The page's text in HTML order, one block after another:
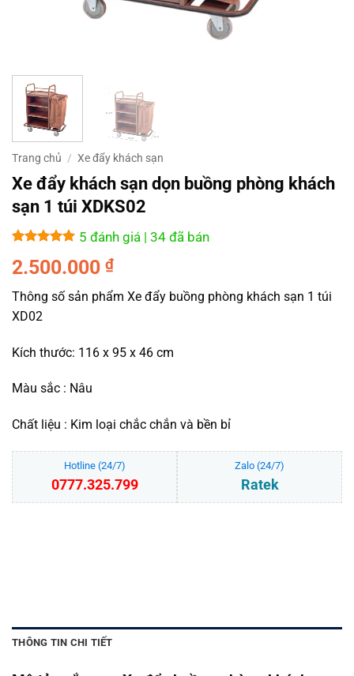
Trang chủ / Xe đẩy khách sạn
Xe đẩy khách sạn dọn buồng phòng khách
sạn 1 túi XDKS02
dựa trên
5 đánh giá | 34 đã bán
2.500.000 ₫
Thông số sản phẩm Xe đẩy buồng phòng khách sạn 1 túi
XD02
Kích thước: 116 x 95 x 46 cm
Màu sắc : Nâu
Chất liệu : Kim loại chắc chắn và bền bỉ
Hotline (24/7)
0777.325.799
Zalo (24/7)
Ratek
THÔNG TIN CHI TIẾT